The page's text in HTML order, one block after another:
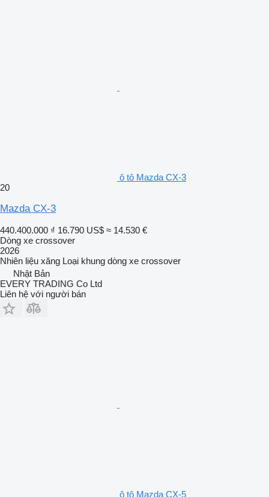
ô tô Mazda CX-3
20
Mazda CX-3
440.400.000 ₫ 16.790 US$ ≈ 14.530 €
Dòng xe crossover
2026
Nhiên liệu xăng Loại khung dòng xe crossover
Nhật Bản
EVERY TRADING Co Ltd
Liên hệ với người bán
ô tô Mazda CX-5